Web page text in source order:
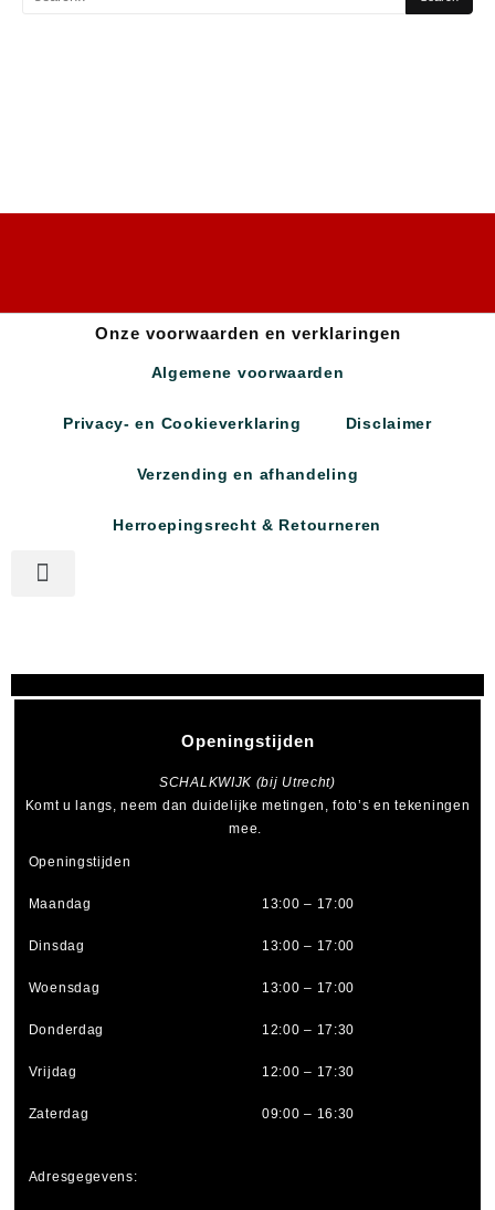
Onze voorwaarden en verklaringen
Algemene voorwaarden
Privacy- en Cookieverklaring Disclaimer
Verzending en afhandeling
Herroepingsrecht & Retourneren
Openingstijden
SCHALKWIJK (bij Utrecht)
Komt u langs, neem dan duidelijke metingen, foto’s en tekeningen
mee.
Openingstijden
Maandag 13:00 – 17:00
Dinsdag 13:00 – 17:00
Woensdag 13:00 – 17:00
Donderdag 12:00 – 17:30
Vrijdag 12:00 – 17:30
Zaterdag 09:00 – 16:30
Adresgegevens: